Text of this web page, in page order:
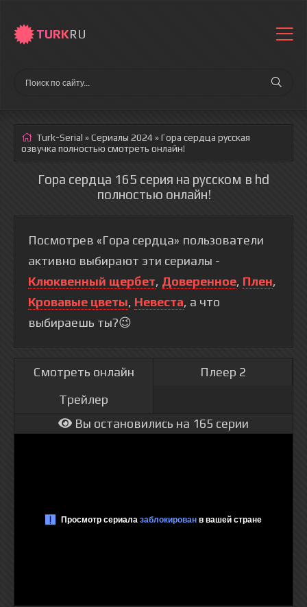
TURKRU
Turk-Serial »Сериалы 2024 » Гора сердца русская
озвучка полностью смотреть онлайн!
Гора сердца 165 серия на русском в hd
полностью онлайн!
Посмотрев «Гора сердца» пользователи
активно выбирают эти сериалы -
Клюквенный щербет, Доверенное, Плен,
Кровавые цветы, Невеста, а что
выбираешь ты?😉
Смотреть онлайн
Плеер 2
Трейлер
Вы остановились на 165 серии